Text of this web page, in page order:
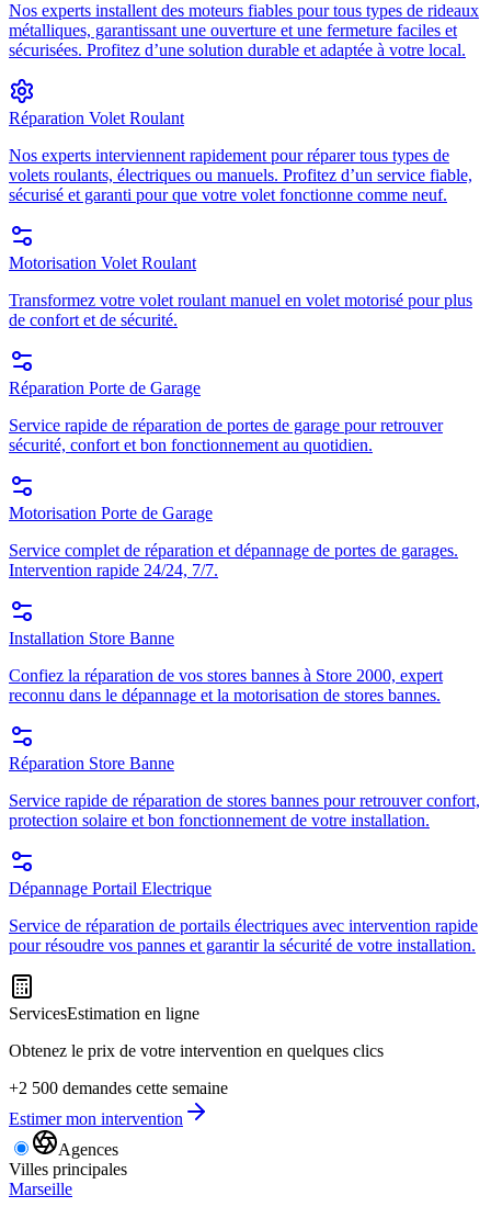
Nos experts installent des moteurs fiables pour tous types de rideaux
métalliques, garantissant une ouverture et une fermeture faciles et
sécurisées. Profitez d’une solution durable et adaptée à votre local.
Réparation Volet Roulant
Nos experts interviennent rapidement pour réparer tous types de
volets roulants, électriques ou manuels. Profitez d’un service fiable,
sécurisé et garanti pour que votre volet fonctionne comme neuf.
Motorisation Volet Roulant
Transformez votre volet roulant manuel en volet motorisé pour plus
de confort et de sécurité.
Réparation Porte de Garage
Service rapide de réparation de portes de garage pour retrouver
sécurité, confort et bon fonctionnement au quotidien.
Motorisation Porte de Garage
Service complet de réparation et dépannage de portes de garages.
Intervention rapide 24/24, 7/7.
Installation Store Banne
Confiez la réparation de vos stores bannes à Store 2000, expert
reconnu dans le dépannage et la motorisation de stores bannes.
Réparation Store Banne
Service rapide de réparation de stores bannes pour retrouver confort,
protection solaire et bon fonctionnement de votre installation.
Dépannage Portail Electrique
Service de réparation de portails électriques avec intervention rapide
pour résoudre vos pannes et garantir la sécurité de votre installation.
ServicesEstimation en ligne
Obtenez le prix de votre intervention en quelques clics
+2 500 demandes cette semaine
Estimer mon intervention
Agences
Villes principales
Marseille